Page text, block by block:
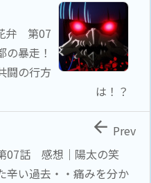
弁 第07
暴走！
闘の行方
は！？
07話 感想｜陽太の笑
辛い過去・・痛みを分か
 Prev